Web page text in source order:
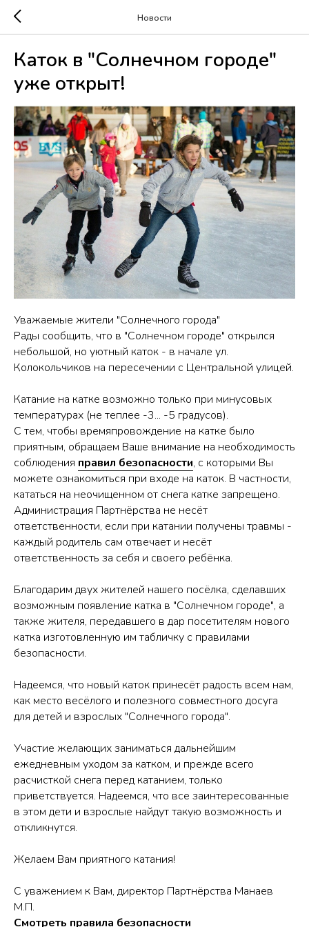
Новости
Каток в "Солнечном городе"
уже открыт!
Уважаемые жители "Солнечного города"
Рады сообщить, что в "Солнечном городе" открылся
небольшой, но уютный каток - в начале ул.
Колокольчиков на пересечении с Центральной улицей.
Катание на катке возможно только при минусовых
температурах (не теплее -3... -5 градусов).
С тем, чтобы времяпровождение на катке было
приятным, обращаем Ваше внимание на необходимость
соблюдения правил безопасности, с которыми Вы
можете ознакомиться при входе на каток. В частности,
кататься на неочищенном от снега катке запрещено.
Администрация Партнёрства не несёт
ответственности, если при катании получены травмы -
каждый родитель сам отвечает и несёт
ответственность за себя и своего ребёнка.
Благодарим двух жителей нашего посёлка, сделавших
возможным появление катка в "Солнечном городе", а
также жителя, передавшего в дар посетителям нового
катка изготовленную им табличку с правилами
безопасности.
Надеемся, что новый каток принесёт радость всем нам,
как место весёлого и полезного совместного досуга
для детей и взрослых "Солнечного города".
Участие желающих заниматься дальнейшим
ежедневным уходом за катком, и прежде всего
расчисткой снега перед катанием, только
приветствуется. Надеемся, что все заинтересованные
в этом дети и взрослые найдут такую возможность и
откликнутся.
Желаем Вам приятного катания!
С уважением к Вам, директор Партнёрства Манаев
М.П.
Смотреть правила безопасности